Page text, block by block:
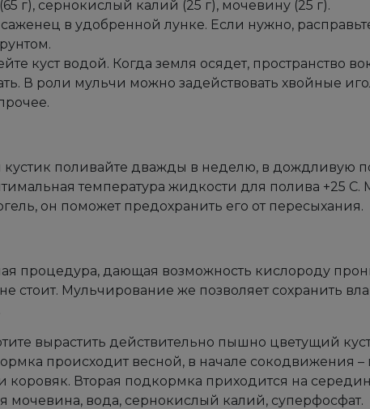
г), сернокислый калий (25 г), мочевину (25 г).
в удобренной лунке. Если нужно,
куст водой. Когда земля осядет, пространство
В роли мульчи можно задействовать хвойные
поливайте дважды в неделю, в дождливую
температура жидкости для полива +25
он поможет предохранить его от пересыхания.
процедура, дающая возможность кислороду
стоит. Мульчирование же позволяет сохранить
вырастить действительно пышно цветущий
происходит весной, в начале сокодвижения –
коровяк. Вторая подкормка приходится на
мочевина, вода, сернокислый калий, суперфосфат.